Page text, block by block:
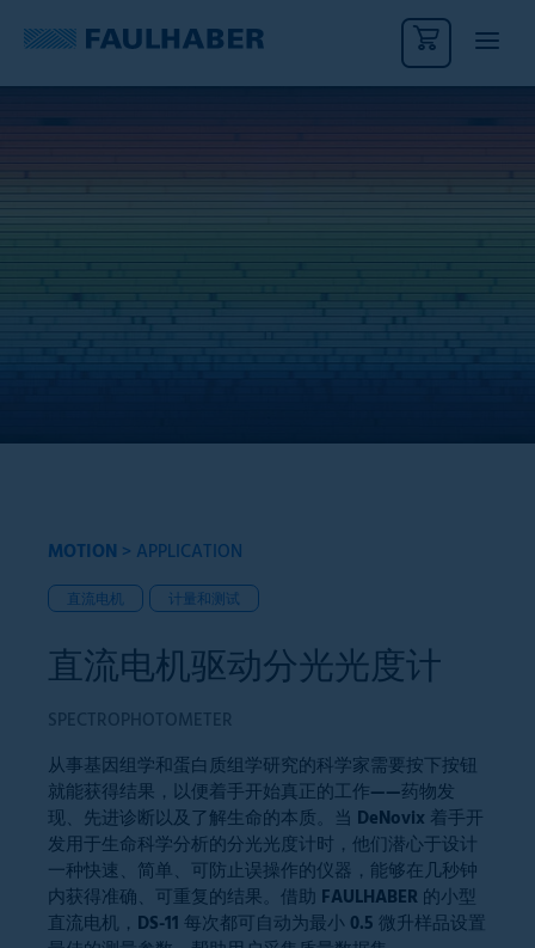
MOTION > APPLICATION
直流电机 计量和测试
直流电机驱动分光光度计
SPECTROPHOTOMETER
从事基因组学和蛋白质组学研究的科学家需要按下按钮
就能获得结果，以便着手开始真正的工作——药物发
现、先进诊断以及了解生命的本质。当 DeNovix 着手开
发用于生命科学分析的分光光度计时，他们潜心于设计
一种快速、简单、可防止误操作的仪器，能够在几秒钟
内获得准确、可重复的结果。借助 FAULHABER 的小型
直流电机，DS-11 每次都可自动为最小 0.5 微升样品设置